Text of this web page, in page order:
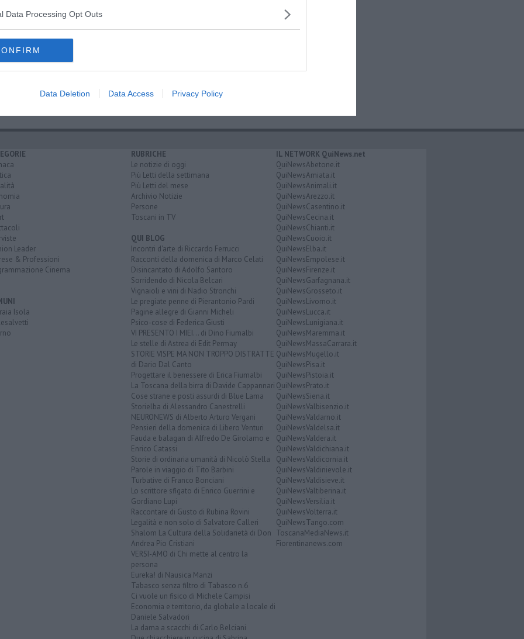
Data Processing Opt Outs
Data Deletion Data Access Privacy Policy
illegale
Leader
& Professioni
Cinema
Isola
RUBRICHE
Le notizie di oggi
Più Letti della settimana
Più Letti del mese
Archivio Notizie
Persone
Toscani in TV
QUI BLOG
Incontri d'arte di Riccardo Ferrucci
Racconti della domenica di Marco Celati
Disincantato di Adolfo Santoro
Sorridendo di Nicola Belcari
Vignaioli e vini di Nadio Stronchi
Le pregiate penne di Pierantonio Pardi
Pagine allegre di Gianni Micheli
Psico-cose di Federica Giusti
VI PRESENTO I MIEI... di Dino Fiumalbi
Le stelle di Astrea di Edit Permay
STORIE VISPE MA NON TROPPO DISTRATTE
di Dario Dal Canto
Progettare il benessere di Erica Fiumalbi
La Toscana della birra di Davide Cappannari
Cose strane e posti assurdi di Blue Lama
Storielba di Alessandro Canestrelli
NEURONEWS di Alberto Arturo Vergani
Pensieri della domenica di Libero Venturi
Fauda e balagan di Alfredo De Girolamo e
Enrico Catassi
Storie di ordinaria umanità di Nicolò Stella
Parole in viaggio di Tito Barbini
Turbative di Franco Bonciani
Lo scrittore sfigato di Enrico Guerrini e
Gordiano Lupi
Raccontare di Gusto di Rubina Rovini
Legalità e non solo di Salvatore Calleri
Shalom La Cultura della Solidarietà di Don
Andrea Pio Cristiani
VERSI-AMO di Chi mette al centro la
persona
Eureka! di Nausica Manzi
Tabasco senza filtro di Tabasco n.6
Ci vuole un fisico di Michele Campisi
Economia e territorio, da globale a locale di
Daniele Salvadori
La dama a scacchi di Carlo Belciani
IL NETWORK QuiNews.net
QuiNewsAbetone.it
QuiNewsAmiata.it
QuiNewsAnimali.it
QuiNewsArezzo.it
QuiNewsCasentino.it
QuiNewsCecina.it
QuiNewsChianti.it
QuiNewsCuoio.it
QuiNewsElba.it
QuiNewsEmpolese.it
QuiNewsFirenze.it
QuiNewsGarfagnana.it
QuiNewsGrosseto.it
QuiNewsLivorno.it
QuiNewsLucca.it
QuiNewsLunigiana.it
QuiNewsMaremma.it
QuiNewsMassaCarrara.it
QuiNewsMugello.it
QuiNewsPisa.it
QuiNewsPistoia.it
QuiNewsPrato.it
QuiNewsSiena.it
QuiNewsValbisenzio.it
QuiNewsValdarno.it
QuiNewsValdelsa.it
QuiNewsValdera.it
QuiNewsValdichiana.it
QuiNewsValdicornia.it
QuiNewsValdinievole.it
QuiNewsValdisieve.it
QuiNewsValtiberina.it
QuiNewsVersilia.it
QuiNewsVolterra.it
QuiNewsTango.com
ToscanaMediaNews.it
Fiorentinanews.com